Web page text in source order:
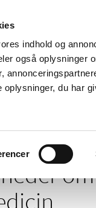
indhold og
også oplysninger
du har
Tilskud